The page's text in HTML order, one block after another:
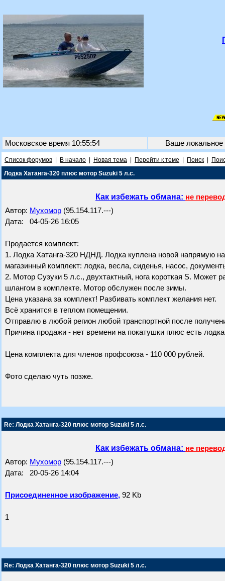
Московское время 10:55:54 Ваше
Список форумов В начало Новая тема Перейти к теме Поиск
Лодка Хатанга-320 плюс мотор Suzuki 5 л.с.
Как избежать обмана: не
Автор: Мухомор (95.154.117.---)
Дата: 04-05-26 16:05
Продается комплект:
1. Лодка Хатанга-320 НДНД. Лодка куплена новой напрямую
магазинный комплект: лодка, весла, сиденья, насос,
2. Мотор Сузуки 5 л.с., двухтактный, нога короткая S. Может
шлангом в комплекте. Мотор обслужен после зимы.
Цена указана за комплект! Разбивать комплект желания нет.
Всё хранится в теплом помещении.
Отправлю в любой регион любой транспортной после
Причина продажи - нет времени на покатушки плюс есть
Цена комплекта для членов профсоюза - 110 000 рублей.
Фото сделаю чуть позже.
Re: Лодка Хатанга-320 плюс мотор Suzuki 5 л.с.
Как избежать обмана: не
Автор: Мухомор (95.154.117.---)
Дата: 20-05-26 14:04
Присоединенное изображение, 92 Kb
1
Re: Лодка Хатанга-320 плюс мотор Suzuki 5 л.с.